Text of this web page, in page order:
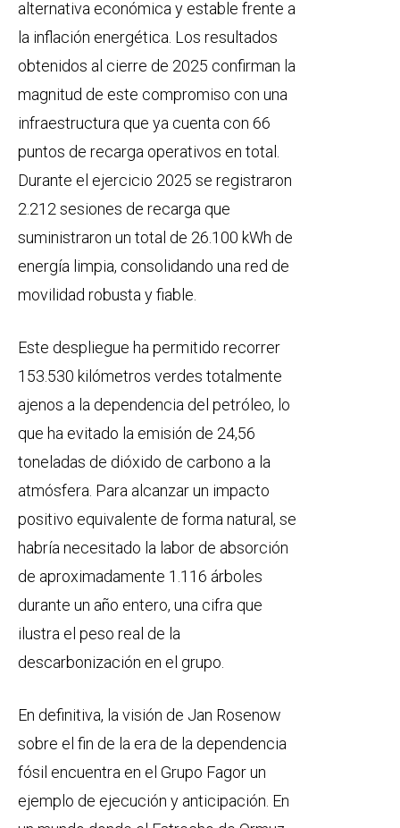
alternativa económica y estable frente a
la inflación energética. Los resultados
obtenidos al cierre de 2025 confirman la
magnitud de este compromiso con una
infraestructura que ya cuenta con 66
puntos de recarga operativos en total.
Durante el ejercicio 2025 se registraron
2.212 sesiones de recarga que
suministraron un total de 26.100 kWh de
energía limpia, consolidando una red de
movilidad robusta y fiable.
Este despliegue ha permitido recorrer
153.530 kilómetros verdes totalmente
ajenos a la dependencia del petróleo, lo
que ha evitado la emisión de 24,56
toneladas de dióxido de carbono a la
atmósfera. Para alcanzar un impacto
positivo equivalente de forma natural, se
habría necesitado la labor de absorción
de aproximadamente 1.116 árboles
durante un año entero, una cifra que
ilustra el peso real de la
descarbonización en el grupo.
En definitiva, la visión de Jan Rosenow
sobre el fin de la era de la dependencia
fósil encuentra en el Grupo Fagor un
ejemplo de ejecución y anticipación. En